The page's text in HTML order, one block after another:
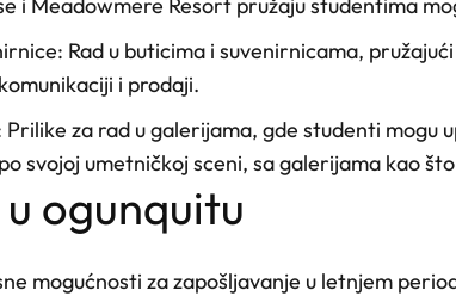
: Rad u buticima i suvenirnicama,
i prodaji.
Prilike za rad u galerijama, gde studenti mogu
svojoj umetničkoj sceni, sa galerijama kao
u ogunquitu
mogućnosti za zapošljavanje u letnjem